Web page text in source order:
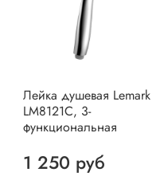
Лейка душевая Lemark
LM8121C, 3-
функциональная
1 250 руб